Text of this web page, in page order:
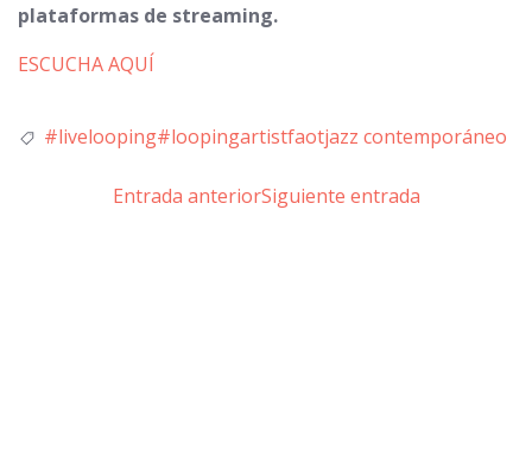
plataformas de streaming.
ESCUCHA AQUÍ
#livelooping#loopingartistfaotjazz contemporáneo
Entrada anteriorSiguiente entrada